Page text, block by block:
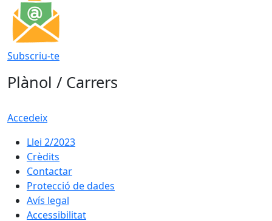
Subscriu-te
Plànol / Carrers
Accedeix
Llei 2/2023
Crèdits
Contactar
Protecció de dades
Avís legal
Accessibilitat